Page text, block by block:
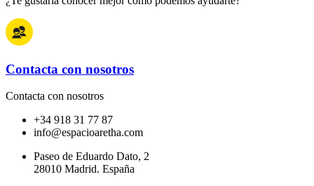
Contacta con nosotros
Contacta con nosotros
+34 918 31 77 87
info@espacioaretha.com
Paseo de Eduardo Dato, 2
28010 Madrid. España